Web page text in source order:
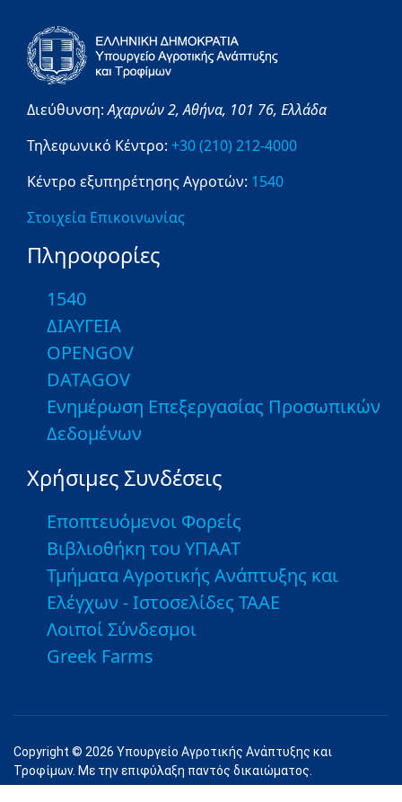
Διεύθυνση:Αχαρνών 2,Αθήνα, 101 76, Ελλάδα
Τηλεφωνικό Κέντρο: +30 (210) 212-4000
Κέντρο εξυπηρέτησης Αγροτών: 1540
Στοιχεία Επικοινωνίας
Πληροφορίες
1540
ΔΙΑΥΓΕΙΑ
OPENGOV
DATAGOV
Ενημέρωση Επεξεργασίας Προσωπικών
Δεδομένων
Χρήσιμες Συνδέσεις
Εποπτευόμενοι Φορείς
Βιβλιοθήκη του ΥΠΑΑΤ
Τμήματα Αγροτικής Ανάπτυξης και
Ελέγχων - Ιστοσελίδες ΤΑΑΕ
Λοιποί Σύνδεσμοι
Greek Farms
Copyright © 2026 Υπουργείο Αγροτικής Ανάπτυξης και
Τροφίμων. Με την επιφύλαξη παντός δικαιώματος.